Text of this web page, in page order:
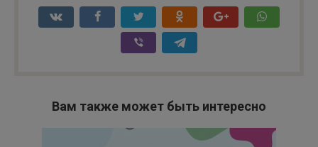
Вам также может быть интересно